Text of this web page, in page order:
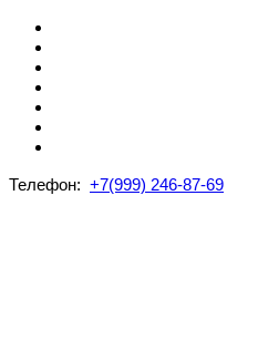
Телефон: +7(999) 246-87-69